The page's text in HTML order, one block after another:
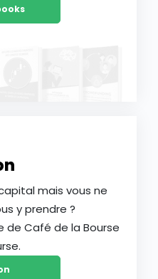
mais vous ne
y prendre ?
de Café de la Bourse